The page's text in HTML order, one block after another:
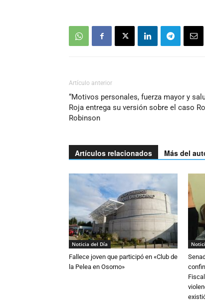
Artículo anterior
“Motivos personales, fuerza mayor y
Roja entrega su versión sobre el caso
Robinson
Artículos relacionados Más del
Noticia del Día
Fallece joven que participó en «Club de
la Pelea en Osorno»